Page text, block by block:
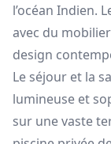
l’océan Indien.
avec du
design
Le séjour et la
lumineuse et
sur une vaste